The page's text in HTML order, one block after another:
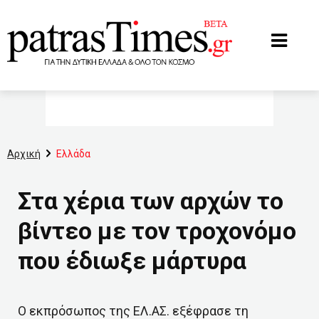
Αρχική Ελλάδα
Στα χέρια των αρχών το
βίντεο με τον τροχονόμο
που έδιωξε μάρτυρα
Ο εκπρόσωπος της ΕΛ.ΑΣ. εξέφρασε τη